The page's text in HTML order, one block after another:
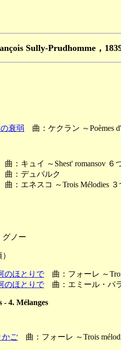
Sully-Prudhomme，
衰弱 曲：ケクラン ～Poèmes
曲：キュイ ～Shest' romansov ６
曲：デュパルク
曲：エネスコ ～Trois Mélodies
ノー
のほとりで曲：フォーレ ～
のほとりで曲：エミール・パ
- 4. Mélanges
かご 曲：フォーレ ～Trois